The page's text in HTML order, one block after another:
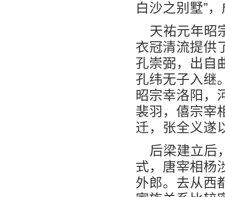
白沙之别墅”
天祐元年昭
衣冠清流提供
孔崇弼，出自
孔纬无子入继
昭宗幸洛阳，
裴羽，僖宗宰
迁，张全义遂
后梁建立后
式，唐宰相杨
外郎。去从西